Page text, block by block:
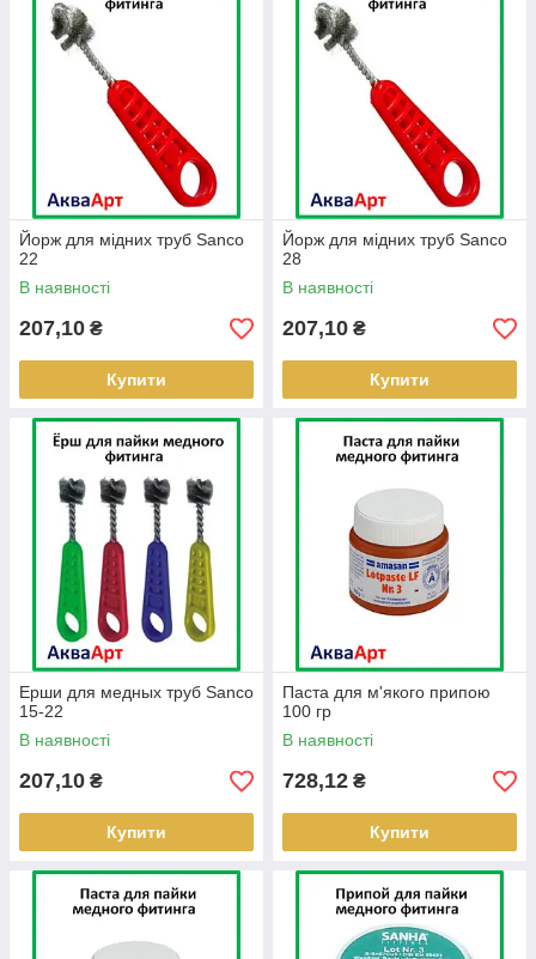
Йорж для мідних труб Sanco
22
В наявності
207,10 ₴
Купити
Йорж для мідних труб Sanco
28
В наявності
207,10 ₴
Купити
Ерши для медных труб Sanco
15-22
В наявності
207,10 ₴
Купити
Паста для м'якого припою
100 гр
В наявності
728,12 ₴
Купити